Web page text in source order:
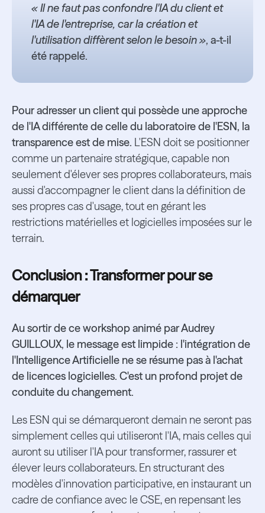
« Il ne faut pas confondre l'IA du client et
l'IA de l'entreprise, car la création et
l'utilisation diffèrent selon le besoin », a-t-il
été rappelé.
Pour adresser un client qui possède une approche
de l'IA différente de celle du laboratoire de l'ESN, la
transparence est de mise. L'ESN doit se positionner
comme un partenaire stratégique, capable non
seulement d'élever ses propres collaborateurs, mais
aussi d'accompagner le client dans la définition de
ses propres cas d'usage, tout en gérant les
restrictions matérielles et logicielles imposées sur le
terrain.
Conclusion : Transformer pour se
démarquer
Au sortir de ce workshop animé par Audrey
GUILLOUX, le message est limpide : l'intégration de
l'Intelligence Artificielle ne se résume pas à l'achat
de licences logicielles. C'est un profond projet de
conduite du changement.
Les ESN qui se démarqueront demain ne seront pas
simplement celles qui utiliseront l'IA, mais celles qui
auront su utiliser l'IA pour transformer, rassurer et
élever leurs collaborateurs. En structurant des
modèles d'innovation participative, en instaurant un
cadre de confiance avec le CSE, en repensant les